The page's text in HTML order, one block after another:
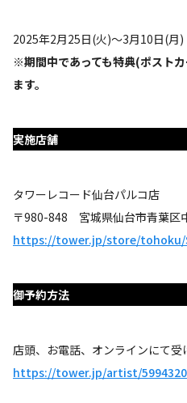
2025年2月25日(火)～3月10日(月)
※期間中であっても特典(ポスト
ます。
実施店舗
タワーレコード仙台パルコ店
〒980-848 宮城県仙台市青葉区
https://tower.jp/store/tohoku/
御予約方法
店頭、お電話、オンラインにて受
https://tower.jp/artist/5994320